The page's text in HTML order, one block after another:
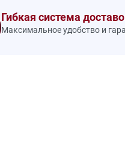
Гибкая система
Максимальное удобство и